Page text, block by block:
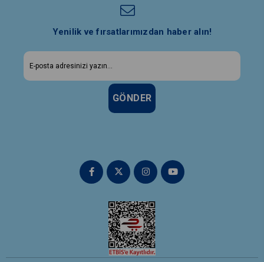
Yenilik ve fırsatlarımızdan haber alın!
GÖNDER